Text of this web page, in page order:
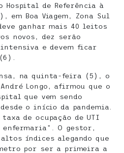
Hospital de Referência à
em Boa Viagem, Zona Sul
ganhar mais 40 leitos
novos, dez serão
e devem ficar
na quinta-feira (5), o
Longo, afirmou que o
que vem sendo
o início da pandemia.
de ocupação de UTI
enfermaria”. O gestor,
índices alegando que
por ser a primeira a